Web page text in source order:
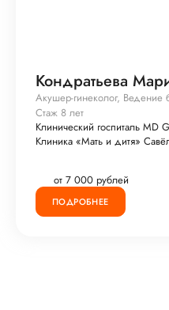
Кондратьева
Акушер-гинеколог, Ведение
Стаж 8 лет
Клинический госпиталь MD
Клиника «Мать и дитя»
от 7 000 рублей
ПОДРОБНЕЕ